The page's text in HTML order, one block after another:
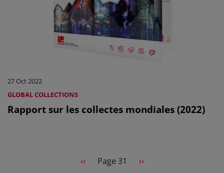
27 Oct 2022
GLOBAL COLLECTIONS
Rapport sur les collectes mondiales (2022)
PaginationPrevious page
‹‹ Page 31 Next page
››